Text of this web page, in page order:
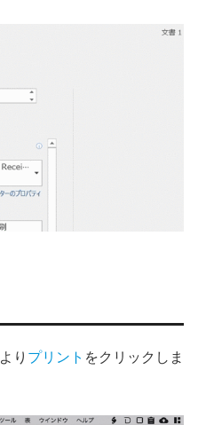
より プリント をクリックしま